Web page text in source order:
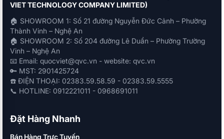
VIET TECHNOLOGY COMPANY LIMITED)
🏠 SHOWROOM 1: Số 21 đường Nguyễn Đức Cảnh – Phường
Thành Vinh – Nghệ An
🏠 SHOWROOM 2: Số 204 đường Lê Duẩn – Phường Trường
Vinh – Nghệ An
📧 Email: quocviet@qvc.vn - website: qvc.vn
🔑 MST: 2901425724
☎️ ĐIỆN THOẠI: 02383.59.58.59 - 02383.59.5555
📞 HOTLINE: 0912221011 - 0968691011
Đặt Hàng Nhanh
Bán Hàng Trực Tuyến